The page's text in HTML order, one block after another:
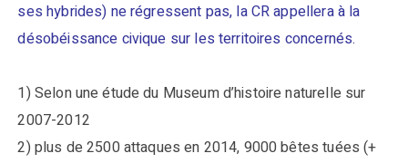
ses hybrides) ne régressent pas, la CR appellera à la
désobéissance civique sur les territoires concernés.
1) Selon une étude du Museum d’histoire naturelle sur
2007-2012
2) plus de 2500 attaques en 2014, 9000 bêtes tuées (+